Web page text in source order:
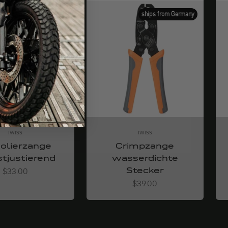
ships from Germany
iwiss
Angebot
$33.00
ships from Germany
iwiss
Crimpzange
wasserdichte
Stecker
Angebot
$39.00